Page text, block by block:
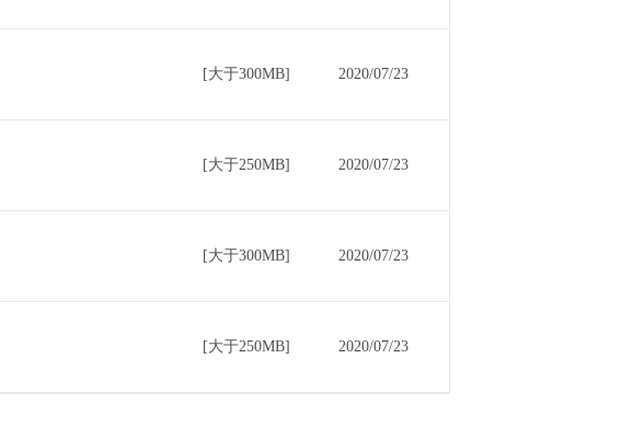
[大于300MB] 2020/07/23
[大于250MB] 2020/07/23
[大于300MB] 2020/07/23
[大于250MB] 2020/07/23